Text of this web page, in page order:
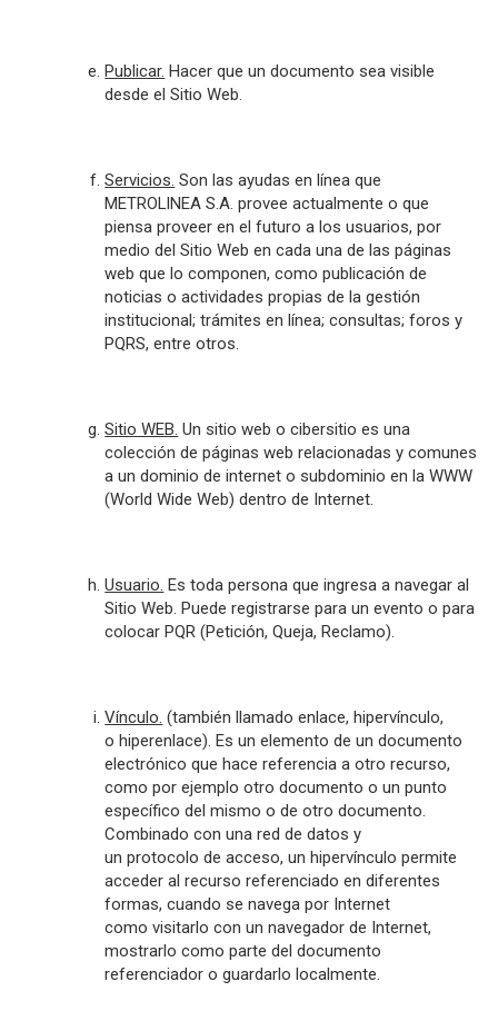
Publicar. Hacer que un documento sea visible
desde el Sitio Web.
Servicios. Son las ayudas en línea que
METROLINEA S.A. provee actualmente o que
piensa proveer en el futuro a los usuarios, por
medio del Sitio Web en cada una de las páginas
web que lo componen, como publicación de
noticias o actividades propias de la gestión
institucional; trámites en línea; consultas; foros y
PQRS, entre otros.
Sitio WEB. Un sitio web o cibersitio es una
colección depáginas web relacionadas y comunes
a undominio de internet osubdominio en la WWW
(World Wide Web) dentro de Internet.
Usuario. Es toda persona que ingresa a navegar al
Sitio Web. Puede registrarse para un evento o para
colocar PQR (Petición, Queja, Reclamo).
Vínculo. (también llamado enlace, hipervínculo,
o hiperenlace). Es un elemento de undocumento
electrónico que hace referencia a otro recurso,
como por ejemplo otro documento o un punto
específico del mismo o de otrodocumento.
Combinado con unared de datos y
unprotocolo de acceso, un hipervínculo permite
acceder al recurso referenciado en diferentes
formas, cuando se navega por Internet
como visitarlo con un navegador de Internet,
mostrarlo como parte del documento
referenciador o guardarlo localmente.